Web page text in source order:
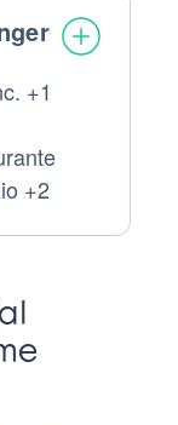
+1
+2